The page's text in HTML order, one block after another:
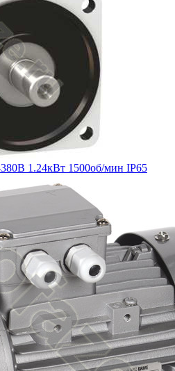
1.24кВт 1500об/мин IP65